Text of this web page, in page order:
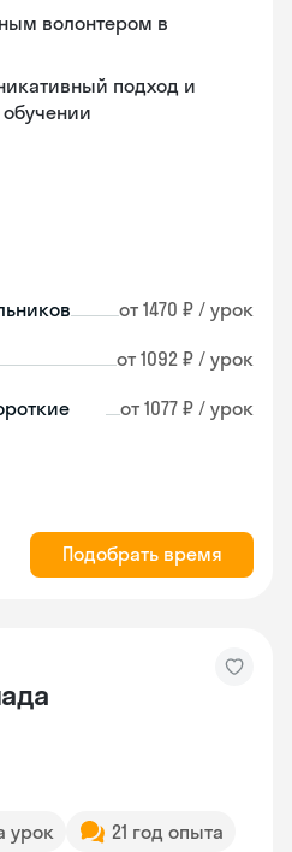
волонтером в
подход и
от 1470 ₽ / урок
от 1092 ₽ / урок
от 1077 ₽ / урок
Подобрать время
урок 21 год опыта